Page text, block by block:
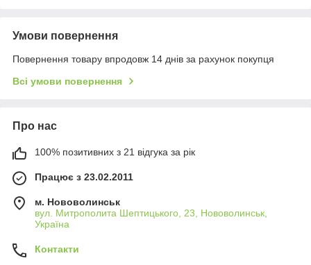
Умови повернення
Повернення товару впродовж 14 днів за рахунок покупця
Всі умови повернення
Про нас
100% позитивних з 21 відгука за рік
Працює з 23.02.2011
м. Нововолинськ
вул. Митрополита Шептицького, 23, Нововолинськ,
Україна
Контакти